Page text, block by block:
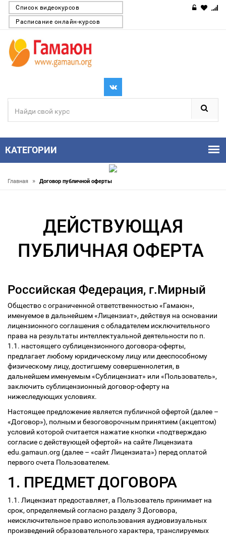
Список видеокурсов
Расписание онлайн-курсов
КАТЕГОРИИ
Главная » Договор публичной оферты
ДЕЙСТВУЮЩАЯ
ПУБЛИЧНАЯ ОФЕРТА
Российская Федерация, г.Мирный
Общество с ограниченной ответственностью «Гамаюн»,
именуемое в дальнейшем «Лицензиат», действуя на основании
лицензионного соглашения с обладателем исключительного
права на результаты интеллектуальной деятельности по п.
1.1. настоящего сублицензионного договора-оферты,
предлагает любому юридическому лицу или дееспособному
физическому лицу, достигшему совершеннолетия, в
дальнейшем именуемым «Сублицензиат» или «Пользователь»,
заключить сублицензионный договор-оферту на
нижеследующих условиях.
Настоящее предложение является публичной офертой (далее –
«Договор»), полным и безоговорочным принятием (акцептом)
условий которой считается нажатие кнопки «подтверждаю
согласие с действующей офертой» на сайте Лицензиата
edu.gamaun.org (далее – «сайт Лицензиата») перед оплатой
первого счета Пользователем.
1. ПРЕДМЕТ ДОГОВОРА
1.1. Лицензиат предоставляет, а Пользователь принимает на
срок, определяемый согласно разделу 3 Договора,
неисключительное право использования аудиовизуальных
произведений образовательного характера, транслируемых